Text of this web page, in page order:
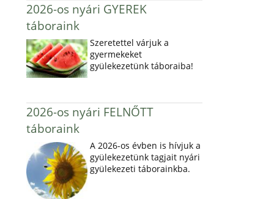
2026-os nyári GYEREK
táboraink
Szeretettel várjuk a
gyermekeket
gyülekezetünk táboraiba!
2026-os nyári FELNŐTT
táboraink
A 2026-os évben is hívjuk a
gyülekezetünk tagjait nyári
gyülekezeti táborainkba.